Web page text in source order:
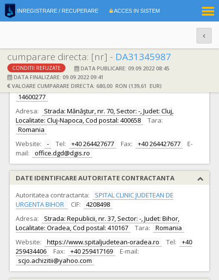
INREGISTRARE / RECUPERARE ACCES IN SISTEM
cumparare directa: [nr] - DA31345987
CONDITII REFUZATE
DATA PUBLICARE: 09.09.2022 08:45
DATA FINALIZARE: 09.09.2022 09:41
VALOARE CUMPARARE DIRECTA: 680,00 RON (139,61 EUR)
DATE IDENTIFICARE OFERTANT
Ofertant: S.C. DG DIAGNOSTICS S.R.L. S.R.L.
CIF:
14600277
Adresa:
Strada: Mănăştur, nr. 70, Sector: -, Judet: Cluj,
Localitate: Cluj-Napoca, Cod postal: 400658
Tara:
Romania
Website:
- Tel: +40 264427677 Fax: +40 264427677
E-
mail:
office.dgd@dgis.ro
DATE IDENTIFICARE AUTORITATE CONTRACTANTA
Autoritatea contractanta:
SPITAL CLINIC JUDETEAN DE
URGENTA BIHOR
CIF:
4208498
Adresa:
Strada: Republicii, nr. 37, Sector: -, Judet: Bihor,
Localitate: Oradea, Cod postal: 410167
Tara:
Romania
Website:
https://www.spitaljudetean-oradea.ro Tel:
+40
259434406
Fax: +40 259417169
E-mail:
scjo.achizitii@yahoo.com